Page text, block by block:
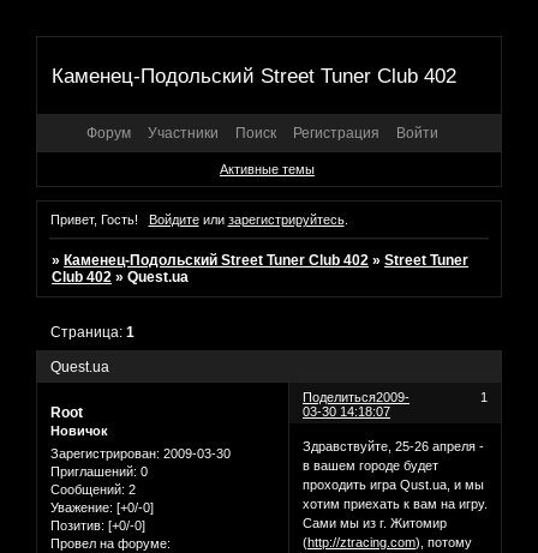
Каменец-Подольский Street Tuner Club 402
Форум Участники Поиск Регистрация Войти
Активные темы
Привет, Гость! Войдитеили зарегистрируйтесь.
»Каменец-Подольский Street Tuner Club 402 »Street Tuner
Club 402 »Quest.ua
Quest.ua
Страница:1
Поделиться 1
2009-
03-30 14:18:07
Root
Новичок
Зарегистрирован: 2009-03-30
Приглашений: 0
Сообщений: 2
Уважение: [+0/-0]
Позитив: [+0/-0]
Провел на форуме:
Здравствуйте, 25-26 апреля -
в вашем городе будет
проходить игра Qust.ua, и мы
хотим приехать к вам на игру.
Сами мы из г. Житомир
(http://ztracing.com), потому